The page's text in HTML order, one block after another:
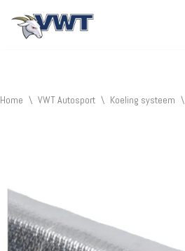
Home \ VWT Autosport \ Koeling systeem \